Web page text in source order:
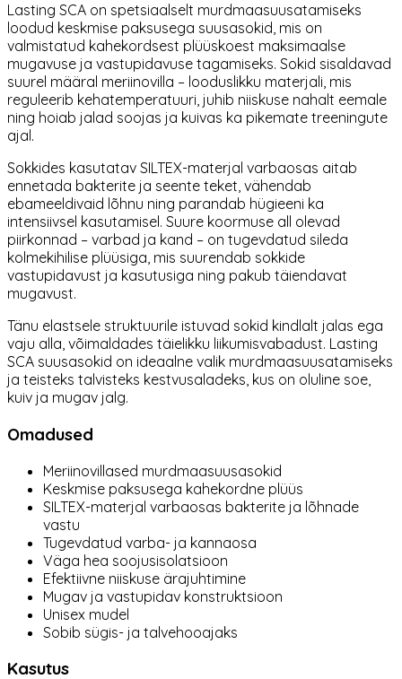
Lasting SCA on spetsiaalselt murdmaasuusatamiseks
loodud keskmise paksusega suusasokid, mis on
valmistatud kahekordsest plüüskoest maksimaalse
mugavuse ja vastupidavuse tagamiseks. Sokid sisaldavad
suurel määral meriinovilla – looduslikku materjali, mis
reguleerib kehatemperatuuri, juhib niiskuse nahalt eemale
ning hoiab jalad soojas ja kuivas ka pikemate treeningute
ajal.
Sokkides kasutatav SILTEX-materjal varbaosas aitab
ennetada bakterite ja seente teket, vähendab
ebameeldivaid lõhnu ning parandab hügieeni ka
intensiivsel kasutamisel. Suure koormuse all olevad
piirkonnad – varbad ja kand – on tugevdatud sileda
kolmekihilise plüüsiga, mis suurendab sokkide
vastupidavust ja kasutusiga ning pakub täiendavat
mugavust.
Tänu elastsele struktuurile istuvad sokid kindlalt jalas ega
vaju alla, võimaldades täielikku liikumisvabadust. Lasting
SCA suusasokid on ideaalne valik murdmaasuusatamiseks
ja teisteks talvisteks kestvusaladeks, kus on oluline soe,
kuiv ja mugav jalg.
Omadused
Meriinovillased murdmaasuusasokid
Keskmise paksusega kahekordne plüüs
SILTEX-materjal varbaosas bakterite ja lõhnade
vastu
Tugevdatud varba- ja kannaosa
Väga hea soojusisolatsioon
Efektiivne niiskuse ärajuhtimine
Mugav ja vastupidav konstruktsioon
Unisex mudel
Sobib sügis- ja talvehooajaks
Kasutus